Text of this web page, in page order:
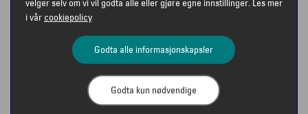
velger selv om vi vil godta alle eller gjøre egne innstillinger. Les mer
i vår cookiepolicy
Godta alle informasjonskapsler
Godta kun nødvendige